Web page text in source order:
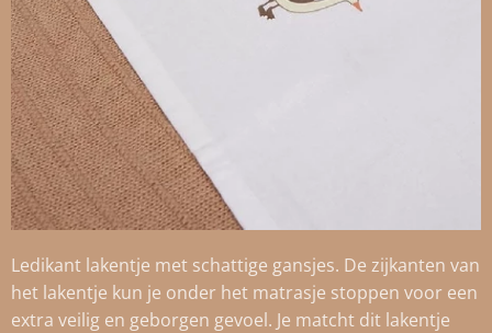
Ledikant lakentje met schattige gansjes. De zijkanten van
het lakentje kun je onder het matrasje stoppen voor een
extra veilig en geborgen gevoel. Je matcht dit lakentje